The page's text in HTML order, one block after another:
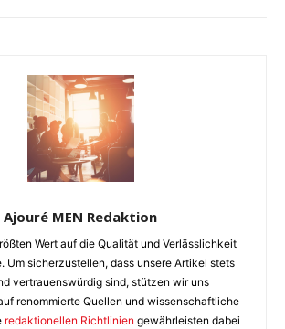
Ajouré MEN Redaktion
Wert auf die Qualität und Verlässlichkeit
Um sicherzustellen, dass unsere Artikel stets
vertrauenswürdig sind, stützen wir uns
renommierte Quellen und wissenschaftliche
redaktionellen Richtlinien gewährleisten dabei